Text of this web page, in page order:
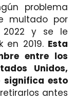
problema
multado por
2022 y se le
en 2019. Esta
entre los
Unidos,
significa esto
antes